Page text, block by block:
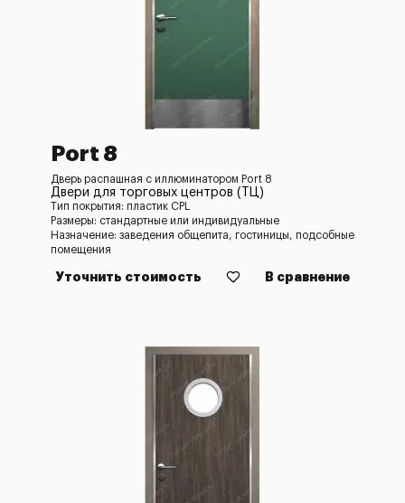
Port 8
Дверь распашная с иллюминатором Port 8
Двери для торговых центров (ТЦ)
Тип покрытия: пластик CPL
Размеры: стандартные или индивидуальные
Назначение: заведения общепита, гостиницы, подсобные
помещения
Уточнить стоимость В сравнение